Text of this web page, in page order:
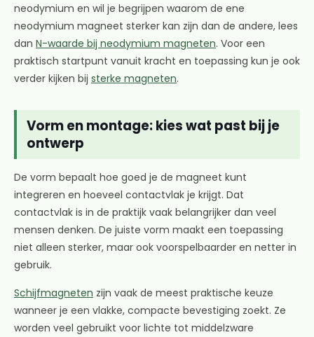
neodymium en wil je begrijpen waarom de ene
neodymium magneet sterker kan zijn dan de andere, lees
dan N-waarde bij neodymium magneten. Voor een
praktisch startpunt vanuit kracht en toepassing kun je ook
verder kijken bij sterke magneten.
Vorm en montage: kies wat past bij je
ontwerp
De vorm bepaalt hoe goed je de magneet kunt
integreren en hoeveel contactvlak je krijgt. Dat
contactvlak is in de praktijk vaak belangrijker dan veel
mensen denken. De juiste vorm maakt een toepassing
niet alleen sterker, maar ook voorspelbaarder en netter in
gebruik.
Schijfmagneten zijn vaak de meest praktische keuze
wanneer je een vlakke, compacte bevestiging zoekt. Ze
worden veel gebruikt voor lichte tot middelzware